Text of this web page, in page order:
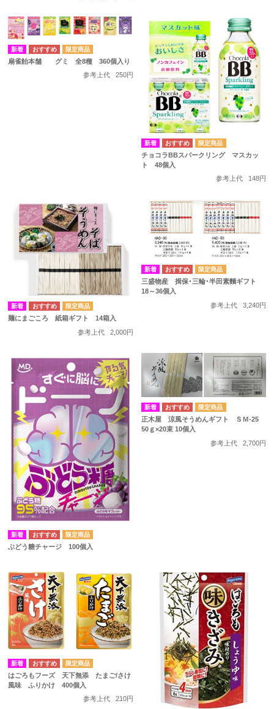
扇雀飴本舗 グミ 全8種 360個入り
参考上代
250円
チョコラBBスパークリング マスカッ
ト 48個入
参考上代
148円
麺にまごころ 紙箱ギフト 14箱入
参考上代
2,000円
三盛物産 揖保･三輪･半田素麵ギフト
18～36個入
参考上代
3,240円
ぶどう糖チャージ 100個入
正木屋 涼風そうめんギフト ＳＭ-25
50ｇ×20束 10個入
参考上代
2,700円
はごろもフーズ 天下無添 たまご/さけ
風味 ふりかけ 400個入
参考上代
210円